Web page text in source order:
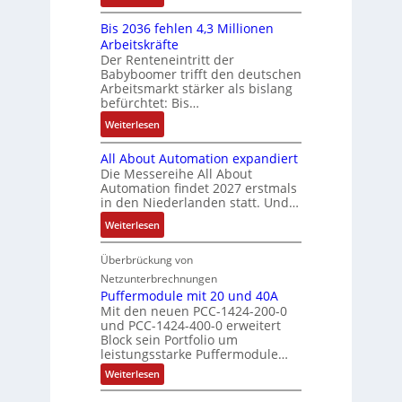
a
h
m
e
,
g
e
p
ä
g
t
d
u
r
d
a
s
A
u
s
y
s
e
m
e
ü
h
r
e
r
z
u
m
V
o
r
s
t
a
d
d
e
s
V
D
M
A
-
E
r
g
e
b
n
i
s
s
e
b
e
s
t
ä
t
i
g
e
n
J
a
b
s
-
u
n
d
M
a
r
k
e
t
n
e
i
t
e
r
b
e
K
I
b
r
a
u
c
h
t
S
t
r
u
k
u
r
Bis 2036 fehlen 4,3 Millionen
Arbeitskräfte
Der Renteneintritt der
Babyboomer trifft den deutschen
Arbeitsmarkt stärker als bislang
befürchtet: Bis…
Weiterlesen:
B
i
s
2
0
3
6
f
e
h
l
e
n
4
,
All About Automation expandiert
Die Messereihe All About
Automation findet 2027 erstmals
in den Niederlanden statt. Und…
Weiterlesen:
A
l
l
A
b
o
u
t
A
u
Überbrückung von
Netzunterbrechnungen
Puffermodule mit 20 und 40A
Mit den neuen PCC-1424-200-0
und PCC-1424-400-0 erweitert
Block sein Portfolio um
leistungsstarke Puffermodule…
Weiterlesen:
P